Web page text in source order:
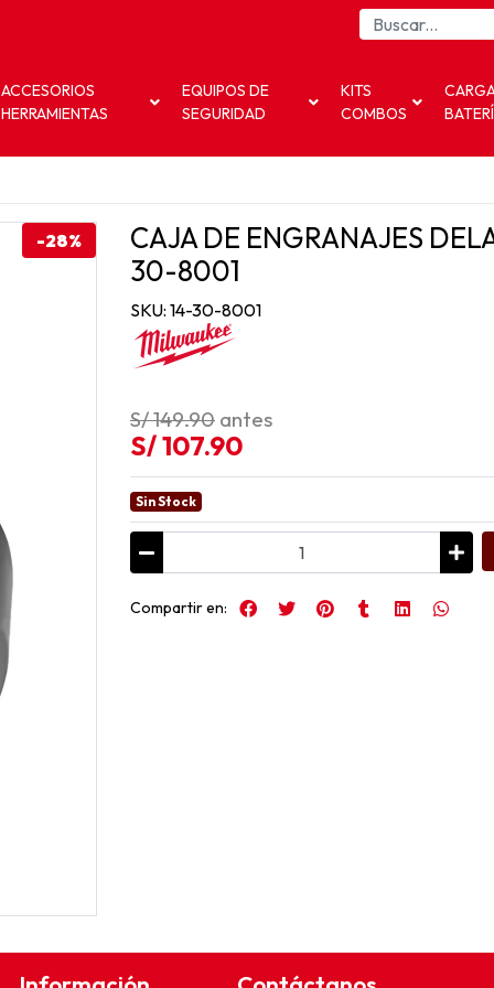
ACCESORIOS
HERRAMIENTAS
EQUIPOS DE
SEGURIDAD
KITS
COMBOS
-28%
CAJA DE ENGRANAJES
30-8001
SKU: 14-30-8001
S/ 149.90 antes
S/ 107.90
Sin Stock
Compartir en: